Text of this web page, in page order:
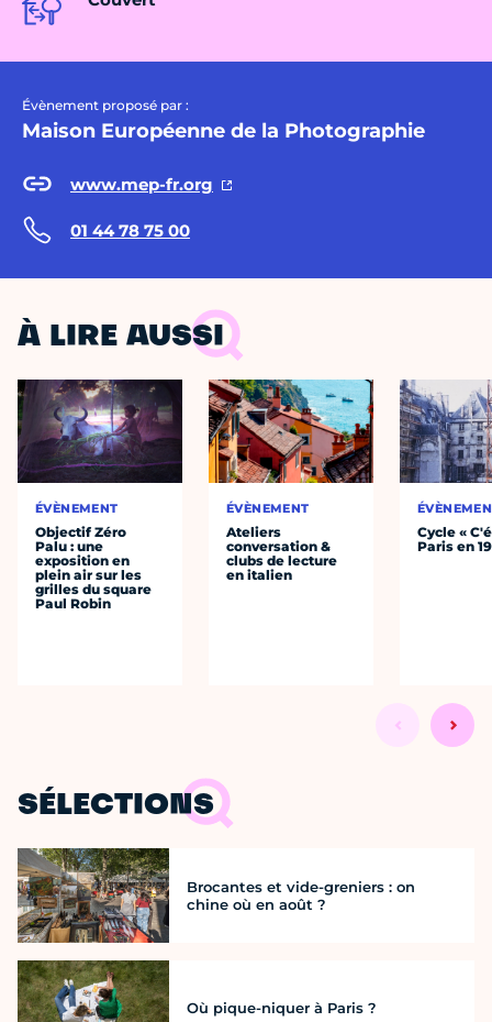
Évènement proposé par :
Maison Européenne de la Photographie
www.mep-fr.org
01 44 78 75 00
À LIRE AUSSI
ÉVÈNEMENT
Objectif Zéro
Palu : une
exposition en
plein air sur les
grilles du square
Paul Robin
ÉVÈNEMENT
Ateliers
conversation &
clubs de lecture
en italien
Cycle «
Paris en
SÉLECTIONS
Brocantes et vide-greniers : on
chine où en août ?
Où pique-niquer à Paris ?